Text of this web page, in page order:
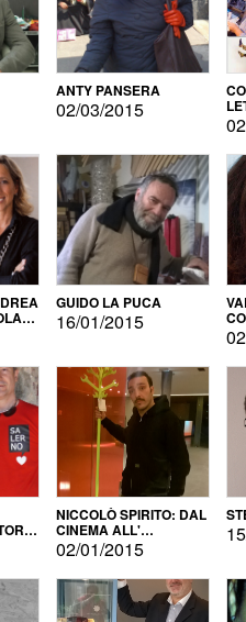
ANTY PANSERA
02/03/2015
GUIDO LA PUCA
16/01/2015
NICCOLÒ SPIRITO: DAL
CINEMA ALL'
AUTOPRODUZIONE
02/01/2015